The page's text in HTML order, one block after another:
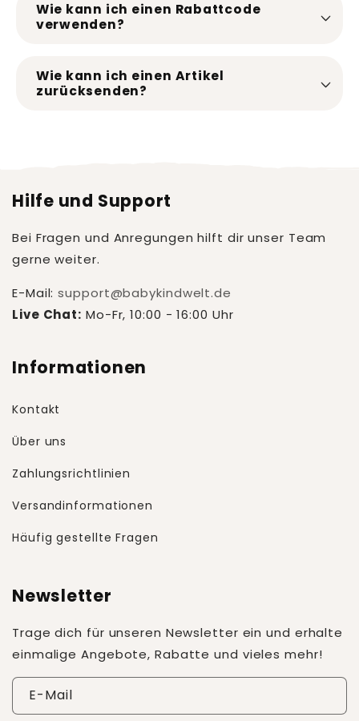
Wie kann ich einen Rabattcode
verwenden?
Wie kann ich einen Artikel
zurücksenden?
Hilfe und Support
Bei Fragen und Anregungen hilft dir unser Team
gerne weiter.
E-Mail:support@babykindwelt.de
Live Chat: Mo-Fr, 10:00 - 16:00 Uhr
Informationen
Kontakt
Über uns
Zahlungsrichtlinien
Versandinformationen
Häufig gestellte Fragen
Newsletter
Trage dich für unseren Newsletter ein und erhalte
einmalige Angebote, Rabatte und vieles mehr!
E-Mail